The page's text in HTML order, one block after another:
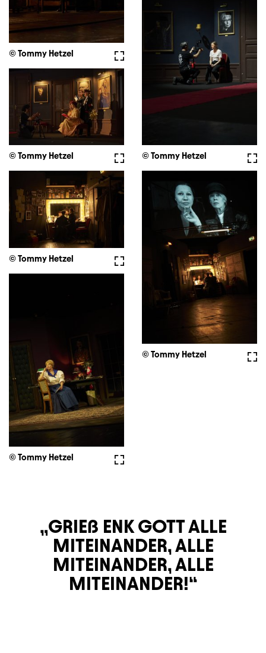
Vollbild
© Tommy Hetzel
© Tommy Hetzel
Vollbild
© Tommy Hetzel
Vollbild
© Tommy Hetzel
© Tommy Hetzel
Vollbild
© Tommy Hetzel
GRIEß ENK GOTT ALLE
MITEINANDER, ALLE
MITEINANDER, ALLE
MITEINANDER!